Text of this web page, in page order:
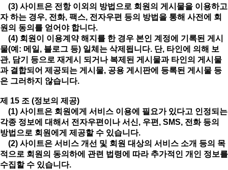
(3) 사이트은 전항 이외의 방법으로 회원의 게시물을 이용하고
자 하는 경우, 전화, 팩스, 전자우편 등의 방법을 통해 사전에 회
원의 동의를 얻어야 합니다.
(4) 회원이 이용계약 해지를 한 경우 본인 계정에 기록된 게시
물(예: 메일, 블로그 등) 일체는 삭제됩니다. 단, 타인에 의해 보
관, 담기 등으로 재게시 되거나 복제된 게시물과 타인의 게시물
과 결합되어 제공되는 게시물, 공용 게시판에 등록된 게시물 등
은 그러하지 않습니다.
제 15 조 (정보의 제공)
(1) 사이트은 회원에게 서비스 이용에 필요가 있다고 인정되는
각종 정보에 대해서 전자우편이나 서신, 우편, SMS, 전화 등의
방법으로 회원에게 제공할 수 있습니다.
(2) 사이트은 서비스 개선 및 회원 대상의 서비스 소개 등의 목
적으로 회원의 동의하에 관련 법령에 따라 추가적인 개인 정보를
수집할 수 있습니다.